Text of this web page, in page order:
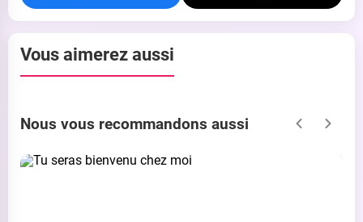
Vous aimerez aussi
Nous vous recommandons aussi